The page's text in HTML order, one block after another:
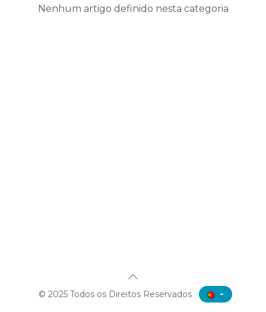
Nenhum artigo definido nesta categoria
© 2025 Todos os Direitos Reservados